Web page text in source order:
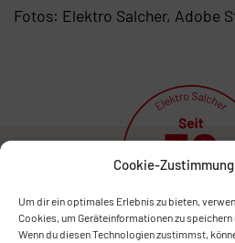
Cookie-
Um dir ein optimales Erlebnis zu bieten,
Cookies, um Geräteinformationen zu speichern
Wenn du diesen Technologien zustimmst,
Fotos: Elektro Salcher, Adobe